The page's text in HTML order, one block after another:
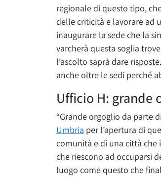
regionale di questo tipo,
delle criticità e lavorare ad
inaugurare la sede che la
varcherà questa soglia
l’ascolto saprà dare
anche oltre le sedi perché
Ufficio H: grande
“Grande orgoglio da parte
Umbria per l’apertura di
comunità e di una città che
che riescono ad occuparsi
luogo come questo che